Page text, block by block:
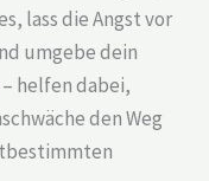
lass die Angst vor
umgebe dein
– helfen dabei,
den Weg